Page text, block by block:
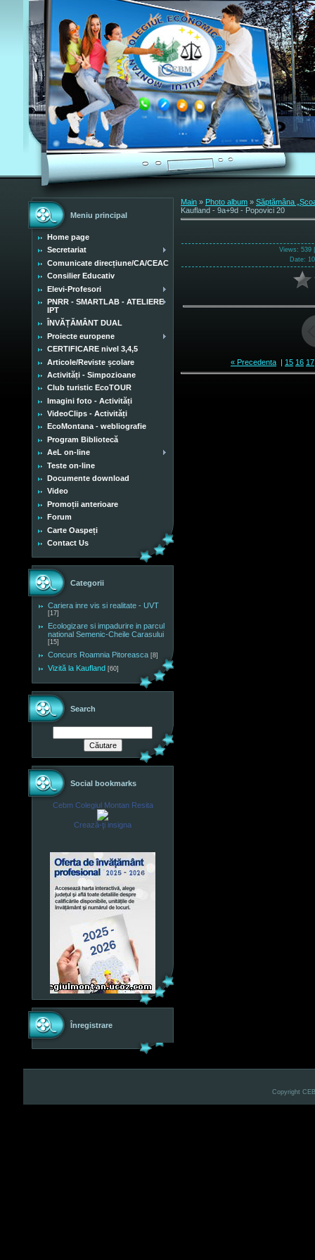
Meniu principal
Home page
Secretariat
Comunicate direcțiune/CA/CEAC
Consilier Educativ
Elevi-Profesori
PNRR - SMARTLAB - ATELIERE
IPT
ÎNVĂȚĂMÂNT DUAL
Proiecte europene
CERTIFICARE nivel 3,4,5
Articole/Reviste școlare
Activități - Simpozioane
Club turistic EcoTOUR
Imagini foto - Activități
VideoClips - Activități
EcoMontana - webliografie
Program Bibliotecă
AeL on-line
Teste on-line
Documente download
Video
Promoții anterioare
Forum
Carte Oaspeți
Contact Us
Categorii
Cariera inre vis si realitate - UVT
[17]
Ecologizare si impadurire in parcul
national Semenic-Cheile Carasului
[15]
Concurs Roamnia Pitoreasca [8]
Vizită la Kaufland [60]
Search
Social bookmarks
Cebm Colegiul Montan Resita
Crează-ţi insigna
Înregistrare
Main » Photo album » Săptămâna
Kaufland - 9a+9d - Popovici 20
Views: 539
Date:
« Precedenta | 15 16 17
Copyright